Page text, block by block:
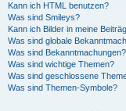
Kann ich HTML benutzen?
Was sind Smileys?
Kann ich Bilder in meine
Was sind globale
Was sind Bekanntmachungen?
Was sind wichtige Themen?
Was sind geschlossene
Was sind Themen-Symbole?